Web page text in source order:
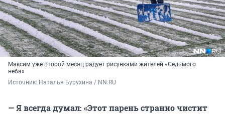
Максим уже второй месяц радует рисунками жителей «Седьмого
неба»
Источник: Наталья Бурухина / NN.RU
— Я всегда думал: «Этот парень странно чистит